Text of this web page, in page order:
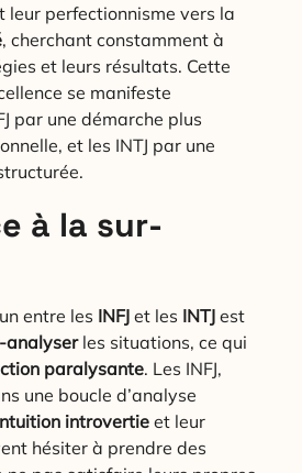
leur perfectionnisme vers la
, cherchant constamment à
et leurs résultats. Cette
se manifeste
par une démarche plus
et les INTJ par une
à la sur-
entre les INFJ et les INTJ est
analyserles situations, ce qui
paralysante. Les INFJ,
une boucle d’analyse
introvertie et leur
hésiter à prendre des